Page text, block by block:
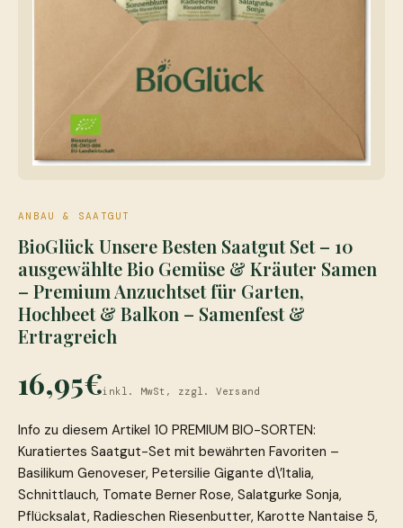
ANBAU & SAATGUT
BioGlück Unsere Besten Saatgut Set – 10
ausgewählte Bio Gemüse & Kräuter Samen
– Premium Anzuchtset für Garten,
Hochbeet & Balkon – Samenfest &
Ertragreich
16,95 €inkl. MwSt, zzgl. Versand
Info zu diesem Artikel 10 PREMIUM BIO-SORTEN:
Kuratiertes Saatgut-Set mit bewährten Favoriten –
Basilikum Genoveser, Petersilie Gigante d\’Italia,
Schnittlauch, Tomate Berner Rose, Salatgurke Sonja,
Pflücksalat, Radieschen Riesenbutter, Karotte Nantaise 5,